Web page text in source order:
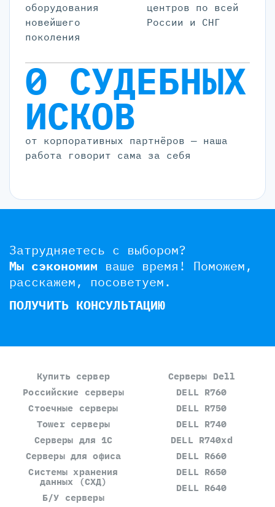
оборудования
новейшего
поколения
центров по всей
России и СНГ
0 СУДЕБНЫХ
ИСКОВ
от корпоративных партнёров — наша
работа говорит сама за себя
Затрудняетесь с выбором?
Мы сэкономим ваше время! Поможем,
расскажем, посоветуем.
ПОЛУЧИТЬ КОНСУЛЬТАЦИЮ
Купить сервер
Российские серверы
Стоечные серверы
Tower серверы
Серверы для 1С
Серверы для офиса
Системы хранения
данных (СХД)
Б/У серверы
Серверы Dell
DELL R760
DELL R750
DELL R740
DELL R740xd
DELL R660
DELL R650
DELL R640